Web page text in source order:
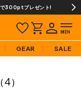
当店での
GEAR SALE
（4）